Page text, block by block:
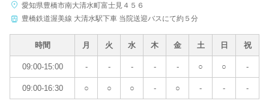
愛知県豊橋市南大清水町富士見４５６
豊橋鉄道渥美線 大清水駅下車 当院送迎バスにて約５分
時間 月 火 水 木 金 土 日 祝
09:00-15:00 - - - - - ○ ○ -
09:00-16:30 ○ ○ ○ - ○ - - -